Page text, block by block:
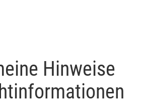
Hinweise